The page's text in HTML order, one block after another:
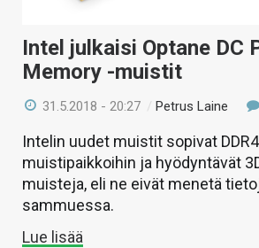
Intel julkaisi Optane DC
Memory -muistit
31.5.2018 - 20:27 /Petrus Laine
Intelin uudet muistit sopivat
muistipaikkoihin ja hyödyntävät
muisteja, eli ne eivät menetä
sammuessa.
Lue lisää